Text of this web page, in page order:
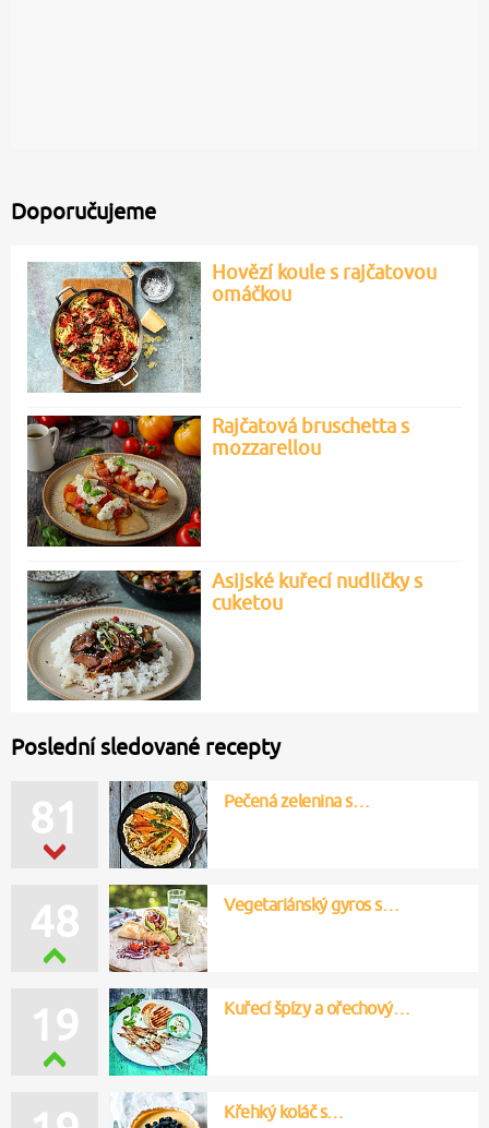
Doporučujeme
Hovězí koule s rajčatovou
omáčkou
Rajčatová bruschetta s
mozzarellou
Asijské kuřecí nudličky s
cuketou
Poslední sledované recepty
81 Pečená zelenina s…
48 Vegetariánský gyros s…
19 Kuřecí špízy a ořechový…
Křehký koláč s…